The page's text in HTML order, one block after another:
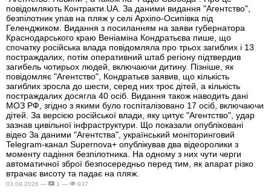
повідомляють Контракти.UA. За даними видання "Агентство",
безпілотник упав на пляж у селі Архіпо-Осипівка під
Геленджиком. Видання з посиланням на заяви губернатора
Краснодарського краю Веніаміна Кондратьєва пише, що
спочатку російська влада повідомляла про трьох загиблих і 13
постраждалих, потім оперативний штаб регіону підтвердив
загибель чотирьох людей, включаючи дитину. Пізніше, як
повідомляє "Агентство", Кондратьєв заявив, що кількість
загиблих зросла до шести, серед них троє дітей, а кількість
постраждалих досягла 40 осіб. Видання також наводить дані
МОЗ РФ, згідно з якими було госпіталізовано 17 осіб, включаючи
дітей. За версією російської влади, яку цитує "Агентство", удар
зазнав цивільної інфраструктури. Що показали опубліковані
відео За даними "Агентства", український моніторинговий
Telegram-канал Supernova+ опублікував два відеоролики з
моменту падіння безпілотника. На одному з них чути черги
автоматичної зброї безпосередньо перед тим, як апарат різко
втрачає висоту та падає на пляж.
03.08.2026 — 1 — 937